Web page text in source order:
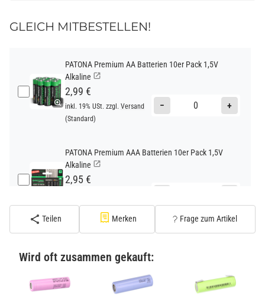
GLEICH MITBESTELLEN!
PATONA Premium AA Batterien 10er Pack 1,5V
Alkaline
2,99 €
inkl. 19% USt. zzgl. Versand
(Standard)
− +
PATONA Premium AAA Batterien 10er Pack 1,5V
Alkaline
2,95 €
(Standard)
Lithium
inkl. 19% USt. zzgl.Versand
(Gefahrgut UN3090 Versand
+
Teilen Merken Frage zum Artikel
Wird oft zusammen gekauft: